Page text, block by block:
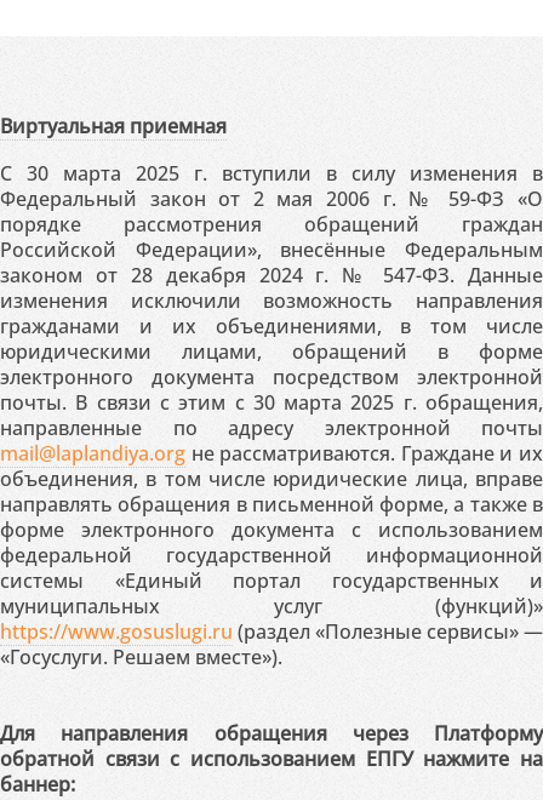
Виртуальная приемная
С 30 марта 2025 г. вступили в силу изменения в
Федеральный закон от 2 мая 2006 г. № 59-ФЗ «О
порядке рассмотрения обращений граждан
Российской Федерации», внесённые Федеральным
законом от 28 декабря 2024 г. № 547-ФЗ. Данные
изменения исключили возможность направления
гражданами и их объединениями, в том числе
юридическими лицами, обращений в форме
электронного документа посредством электронной
почты. В связи с этим с 30 марта 2025 г. обращения,
направленные по адресу электронной почты
mail@laplandiya.org не рассматриваются. Граждане и их
объединения, в том числе юридические лица, вправе
направлять обращения в письменной форме, а также в
форме электронного документа с использованием
федеральной государственной информационной
системы «Единый портал государственных и
муниципальных услуг (функций)»
https://www.gosuslugi.ru (раздел «Полезные сервисы» —
«Госуслуги. Решаем вместе»).
Для направления обращения через Платформу
обратной связи с использованием ЕПГУ нажмите на
баннер: